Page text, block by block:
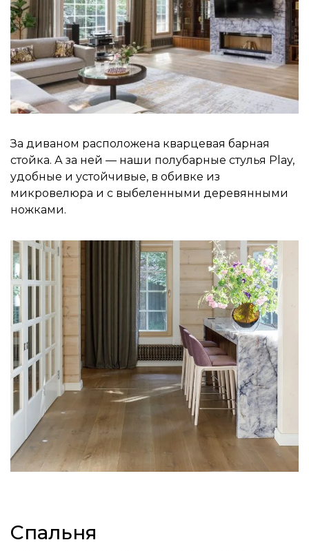
За диваном расположена кварцевая барная
стойка. А за ней — наши полубарные стулья Play,
удобные и устойчивые, в обивке из
микровелюра и с выбеленными деревянными
ножками.
Спальня